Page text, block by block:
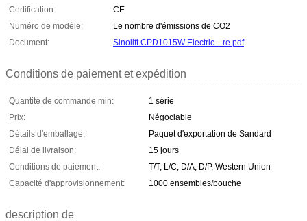
Certification:
CE
Numéro de modèle:
Le nombre d'émissions de CO2
Document:
Sinolift CPD1015W Electric ...re.pdf
Conditions de paiement et expédition
Quantité de commande min:
1 série
Prix:
Négociable
Détails d'emballage:
Paquet d'exportation de Sandard
Délai de livraison:
15 jours
Conditions de paiement:
T/T, L/C, D/A, D/P, Western Union
Capacité d'approvisionnement:
1000 ensembles/bouche
description de